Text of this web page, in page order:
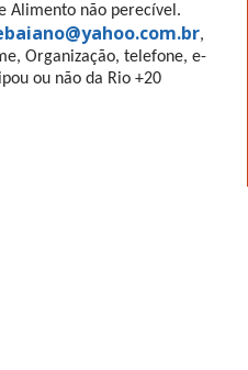
Alimento não perecível.
,
Organização, telefone, e-
ou não da Rio +20